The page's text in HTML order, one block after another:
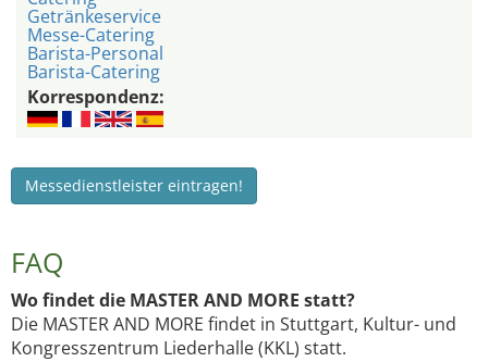
Getränkeservice
Messe-Catering
Barista-Personal
Barista-Catering
Korrespondenz:
Messedienstleister eintragen!
FAQ
Wo findet die MASTER AND MORE statt?
Die MASTER AND MORE findet in Stuttgart, Kultur- und
Kongresszentrum Liederhalle (KKL) statt.